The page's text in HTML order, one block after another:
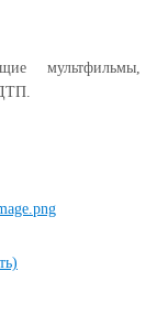
мультфильмы,